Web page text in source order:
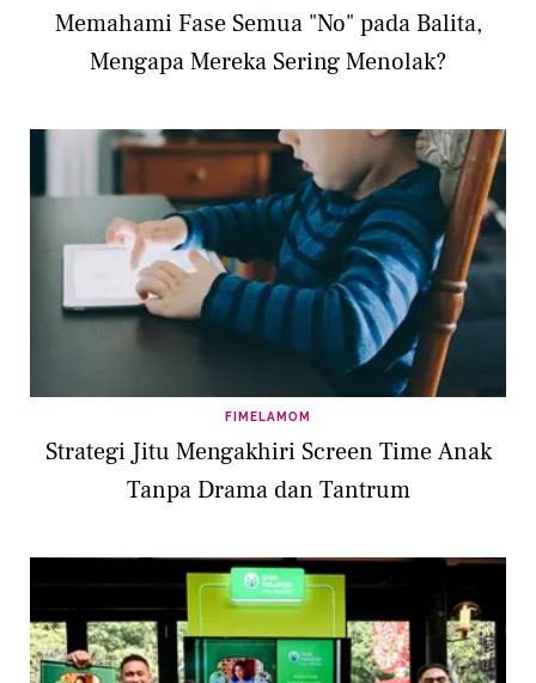
Memahami Fase Semua "No" pada Balita,
Mengapa Mereka Sering Menolak?
FIMELAMOM
Strategi Jitu Mengakhiri Screen Time Anak
Tanpa Drama dan Tantrum